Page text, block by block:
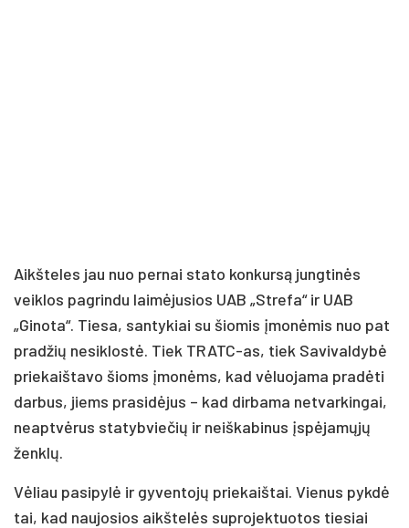
Aikšteles jau nuo pernai stato konkursą jungtinės
veiklos pagrindu laimėjusios UAB „Strefa“ ir UAB
„Ginota“. Tiesa, santykiai su šiomis įmonėmis nuo pat
pradžių nesiklostė. Tiek TRATC-as, tiek Savivaldybė
priekaištavo šioms įmonėms, kad vėluojama pradėti
darbus, jiems prasidėjus – kad dirbama netvarkingai,
neaptvėrus statybviečių ir neiškabinus įspėjamųjų
ženklų.
Vėliau pasipylė ir gyventojų priekaištai. Vienus pykdė
tai, kad naujosios aikštelės suprojektuotos tiesiai